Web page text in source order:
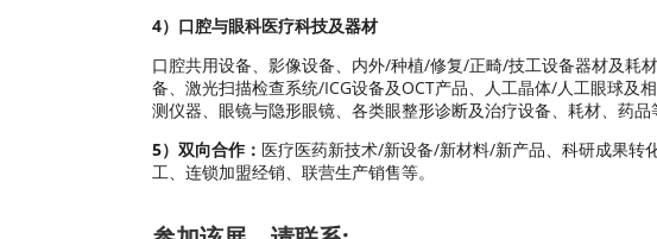
4）口腔与眼科医疗科技及器材
口腔共用设备、影像设备、内外/种植/修复/正畸/技工设备器材及耗
备、激光扫描检查系统/ICG设备及OCT产品、人工晶体/人工眼球及
测仪器、眼镜与隐形眼镜、各类眼整形诊断及治疗设备、耗材、药品
5）双向合作： 医疗医药新技术/新设备/新材料/新产品、科研成果
工、连锁加盟经销、联营生产销售等。